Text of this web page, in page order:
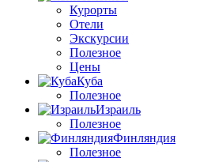
Курорты
Отели
Экскурсии
Полезное
Цены
Куба
Полезное
Израиль
Полезное
Финляндия
Полезное